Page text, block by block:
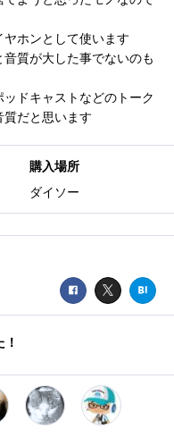
ホンとして使います
質が大した事でないのも
ドキャストなどのトーク
だと思います
購入場所
ダイソー